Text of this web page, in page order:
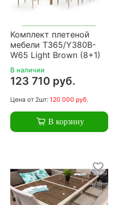
Комплект плетеной
мебели T365/Y380B-
W65 Light Brown (8+1)
В наличии
123 710 руб.
Цена от 2шт: 120 000 руб.
В корзину